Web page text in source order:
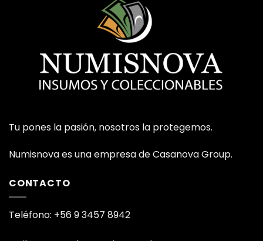
Tu pones la pasión, nosotros la protegemos.
Numisnova es una empresa de Casanova Group.
CONTACTO
Teléfono: +56 9 3457 8942